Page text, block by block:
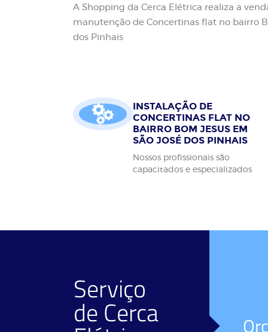
A Shopping da Cerca Elétrica realiza a
manutenção de Concertinas flat no bairro
dos Pinhais
INSTALAÇÃO DE
CONCERTINAS FLAT NO
BAIRRO BOM JESUS EM
SÃO JOSÉ DOS PINHAIS
Nossos profissionais são
capacitados e especializados
Serviço
deCerca
Facilidade de